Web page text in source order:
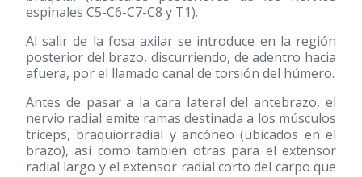
espinales C5-C6-C7-C8 y T1).
Al salir de la fosa axilar se introduce en la región
posterior del brazo, discurriendo, de adentro hacia
afuera, por el llamado canal de torsión del húmero.
Antes de pasar a la cara lateral del antebrazo, el
nervio radial emite ramas destinada a los músculos
tríceps, braquiorradial y ancóneo (ubicados en el
brazo), así como también otras para el extensor
radial largo y el extensor radial corto del carpo que